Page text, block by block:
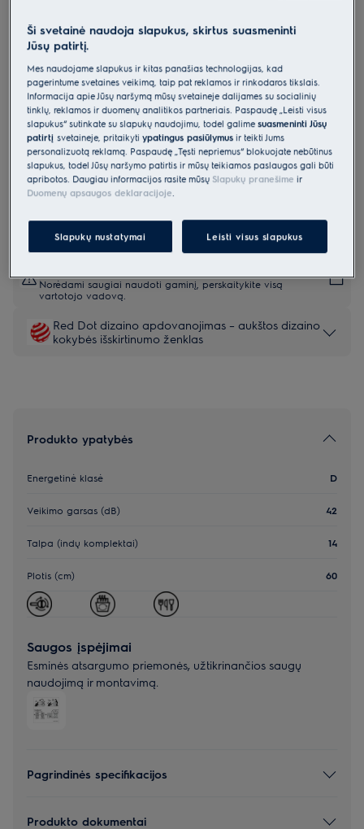
Montuojama indaplovė 60 cm 600
serija SmartSelect
0 (0)
Gaminio informacijos lapas
Pagrindiniai privalumai
600 serijos indaplovės siūlo didesnę purškimo aprėptį ir pakrovimo
galimybes.
Su „TimeSet“ pasirinkite tik ciklo trukmę – nebereikia rinktis programos
Galingas, dvigubas besisukantis purkštuvas su „360Clean“
nuodugniam plovimui.
Norėdami saugiai naudoti gaminį, perskaitykite visą
vartotojo vadovą.
Red Dot dizaino apdovanojimas – aukštos dizaino
kokybės išskirtinumo ženklas
Produkto ypatybės
Energetinė klasė D
Veikimo garsas (dB) 42
Talpa (indų komplektai) 14
Plotis (cm) 60
Saugos įspėjimai
Esminės atsargumo priemonės, užtikrinančios saugų
naudojimą ir montavimą.
Pagrindinės specifikacijos
Produkto dokumentai
Ši svetainė naudoja slapukus, skirtus suasmeninti
Jūsų patirtį.
Mes naudojame slapukus ir kitas panašias technologijas, kad
pagerintume svetainės veikimą, taip pat reklamos ir rinkodaros tikslais.
Informacija apie Jūsų naršymą mūsų svetainėje dalijamės su socialinių
tinklų, reklamos ir duomenų analitikos partneriais. Paspaudę „Leisti visus
slapukus“ sutinkate su slapukų naudojimu, todėl galimesuasmeninti Jūsų
patirtįsvetainėje, pritaikytiypatingus pasiūlymus ir teikti Jums
personalizuotą reklamą. Paspaudę „Tęsti nepriėmus“ blokuojate nebūtinus
slapukus, todėl Jūsų naršymo patirtis ir mūsų teikiamos paslaugos gali būti
apribotos. Daugiau informacijos rasite mūsų Slapukų pranešime ir
Duomenų apsaugos deklaracijoje
Slapukų nustatymai Leisti visus slapukus